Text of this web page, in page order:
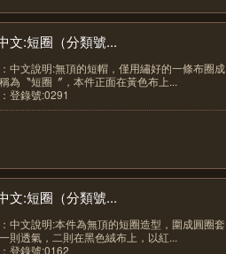
文:短圈（分類號...
中文說明:無頂的短帽，僅用繡好的一條布圈成
為〝短圈〞，本件正面在黃色布上...
登錄號:0291
文:短圈（分類號...
中文說明:本件為無頂的短圈造型，圍成圓圈套
則透氣，二則在黑色絨布上，以紅...
登錄號:0162